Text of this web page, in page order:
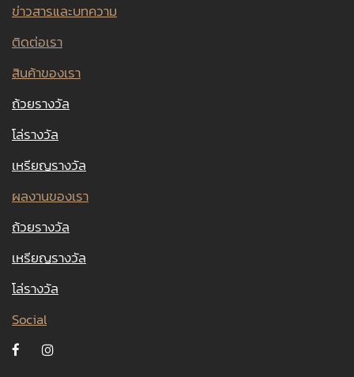
ข่าวสารและบทความ
ติดต่อเรา
สินค้าของเรา
ถ้วยรางวัล
โล่รางวัล
เหรียญรางวัล
ผลงานของเรา
ถ้วยรางวัล
เหรียญรางวัล
โล่รางวัล
Social